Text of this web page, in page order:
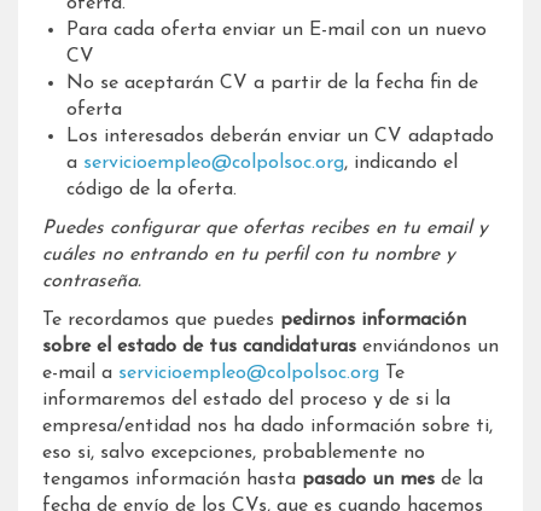
Para cada oferta enviar un E-mail con un nuevo
CV
No se aceptarán CV a partir de la fecha fin de
oferta
Los interesados deberán enviar un CV adaptado
a servicioempleo@colpolsoc.org, indicando el
código de la oferta.
Puedes configurar que ofertas recibes en tu email y
cuáles no entrando en tu perfil con tu nombre y
contraseña.
Te recordamos que puedes pedirnos información
sobre el estado de tus candidaturas enviándonos un
e-mail a servicioempleo@colpolsoc.org Te
informaremos del estado del proceso y de si la
empresa/entidad nos ha dado información sobre ti,
eso si, salvo excepciones, probablemente no
tengamos información hasta pasado un mes de la
fecha de envío de los CVs, que es cuando hacemos